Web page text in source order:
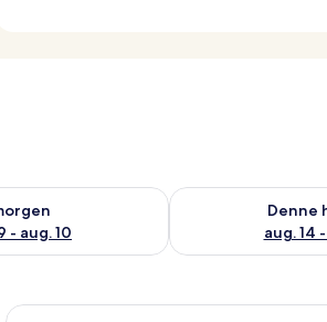
- aug. 10
for i morgen, aug. 9 - aug. 10
Denne
aug. 14
Sjekk